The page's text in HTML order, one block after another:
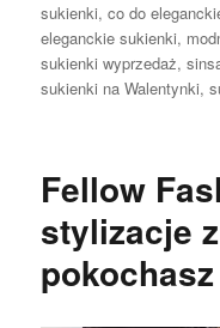
sukienki,co do
eleganckie sukienki,
sukienki wyprzedaż,
sukienki na Walentynki,
Fellow
stylizacje
pokochasz